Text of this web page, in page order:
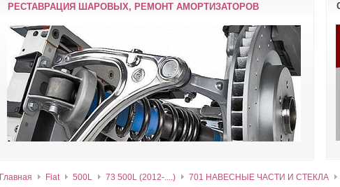
РЕСТАВРАЦИЯ ШАРОВЫХ, РЕМОНТ АМОРТИЗАТОРОВ
Главная Fiat 500L 73 500L (2012-....) 701 НАВЕСНЫЕ ЧАСТИ И СТЕКЛА